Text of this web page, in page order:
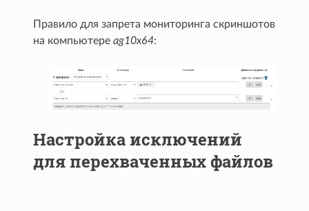
Правило для запрета мониторинга скриншотов
на компьютереag10x64:
Настройка исключений
для перехваченных файлов